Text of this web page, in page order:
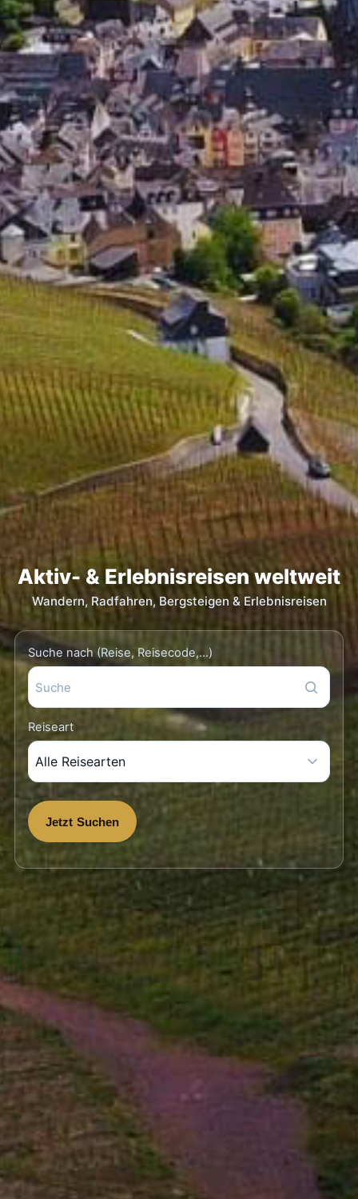
Aktiv- & Erlebnisreisen weltweit
Wandern, Radfahren, Bergsteigen & Erlebnisreisen
Suche nach (Reise, Reisecode,…)
Reiseart
Jetzt Suchen